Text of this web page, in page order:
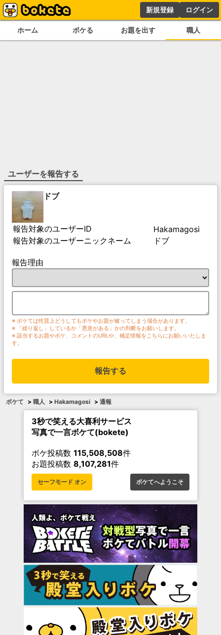
新規登録 ログイン
ホーム ボケる お題を出す 職人
ユーザーを報告する
ドブ
報告対象のユーザーID
Hakamagosi
報告対象のユーザーニックネーム
ドブ
報告理由
※ ボケては性質上どうしてもボケやお題が被ってしまう場合があります。
※ 「繰り返し」しているか「悪意がある」かの判断をお願いします。
※ 該当するお題やボケ、コメントのURLや、補足情報をこちらにお願いいたしま
す。
報告する
ボケて > 職人 > Hakamagosi > 通報
3秒で笑える大喜利サービス
写真で一言ボケて(bokete)
ボケ投稿数 115,508,508件
お題投稿数 8,107,281件
セーフモード オン ボケてへようこそ